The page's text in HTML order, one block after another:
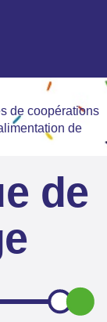
de coopérations
de
de